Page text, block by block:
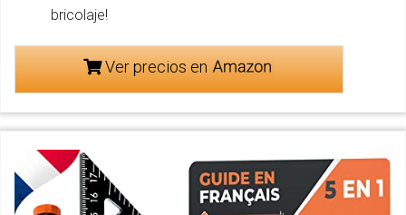
bricolaje!
Ver precios en